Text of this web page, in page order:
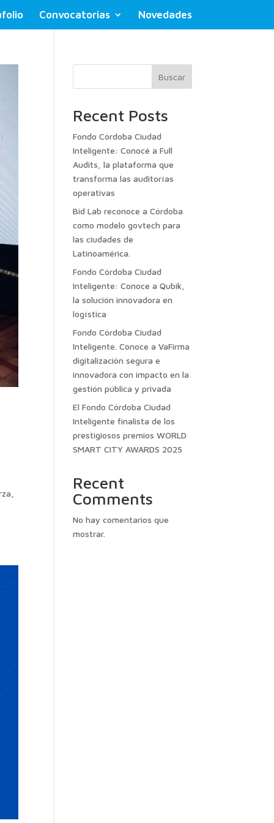
Convocatorias Novedades
Buscar
Recent Posts
Fondo Córdoba Ciudad
Inteligente: Conocé a Full
Audits, la plataforma que
transforma las auditorías
operativas
Bid Lab reconoce a Córdoba
como modelo govtech para
las ciudades de
Latinoamérica.
Fondo Córdoba Ciudad
Inteligente: Conoce a Qubik,
la solución innovadora en
logística
Fondo Córdoba Ciudad
Inteligente. Conoce a VaFirma
digitalización segura e
innovadora con impacto en la
gestión pública y privada
El Fondo Córdoba Ciudad
Inteligente finalista de los
prestigiosos premios WORLD
SMART CITY AWARDS 2025
Recent
Comments
No hay comentarios que
mostrar.